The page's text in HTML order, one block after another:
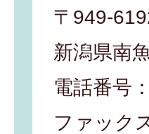
〒949-
新潟県南
電話番号：
ファック